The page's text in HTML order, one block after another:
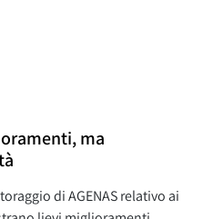
ma
di AGENAS relativo ai